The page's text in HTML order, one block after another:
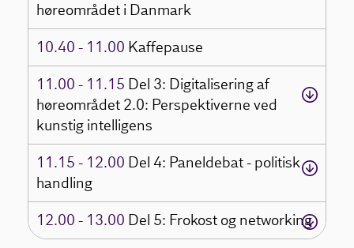
høreområdet i Danmark
10.40 - 11.00 Kaffepause
11.00 - 11.15 Del 3: Digitalisering af
høreområdet 2.0: Perspektiverne ved
kunstig intelligens
11.15 - 12.00 Del 4: Paneldebat - politisk
handling
12.00 - 13.00 Del 5: Frokost og networking